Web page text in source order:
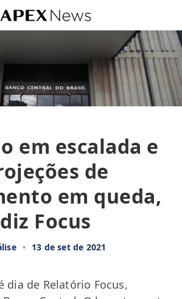
em escalada e
de
em queda,
diz Focus
• 13 de set de 2021
dia de Relatório Focus,